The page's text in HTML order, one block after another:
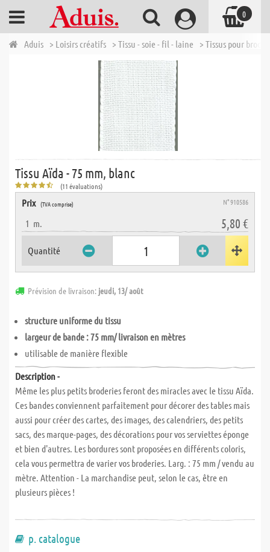
Aduis > Loisirs créatifs > Tissu - soie - fil - laine > Tissus pour
Tissu Aïda - 75 mm, blanc
(11 évaluations)
Prix (TVA comprise) N° 910586
1 m. 5,80 €
Quantité
Prévision de livraison: jeudi, 13/ août
structure uniforme du tissu
largeur de bande : 75 mm/ livraison en mètres
utilisable de manière flexible
Description -
Même les plus petits broderies feront des miracles avec le tissu Aïda.
Ces bandes conviennent parfaitement pour décorer des tables mais
aussi pour créer des cartes, des images, des calendriers, des petits
sacs, des marque-pages, des décorations pour vos serviettes éponge
et bien d'autres. Les bordures sont proposées en différents coloris,
cela vous permettra de varier vos broderies. Larg. : 75 mm / vendu au
mètre. Attention - La marchandise peut, selon le cas, être en
plusieurs pièces !
p. catalogue
0